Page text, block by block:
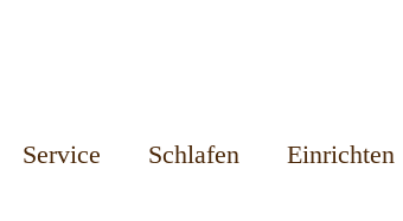
Service Schlafen Einrichten